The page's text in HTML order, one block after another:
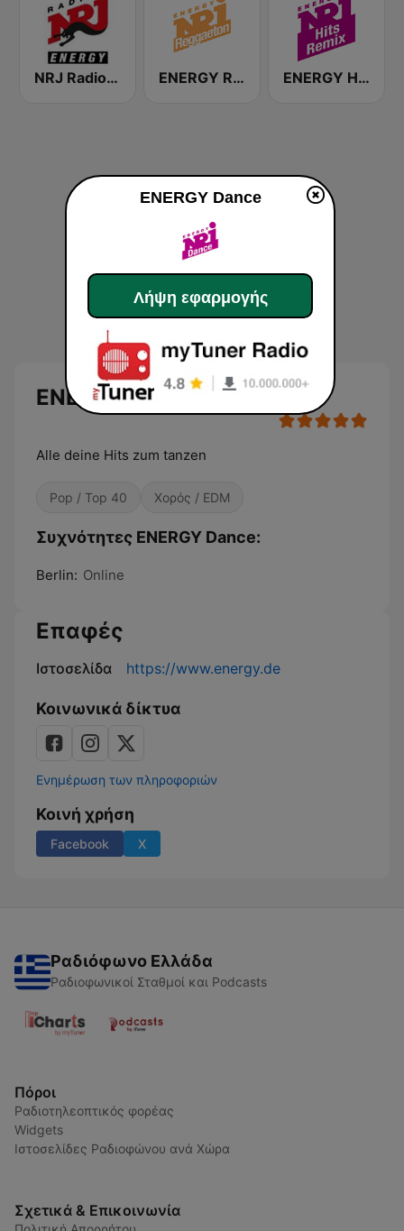
NRJ Radio ENERGY ENERGY Reggaeton ENERGY Hits Remix
ENERGY Dance
Alle deine Hits zum tanzen
Pop / Top 40 Χορός / EDM
Συχνότητες ENERGY Dance:
Berlin: Online
Επαφές
Ιστοσελίδα https://www.energy.de
Κοινωνικά δίκτυα
Ενημέρωση των πληροφοριών
Κοινή χρήση
Facebook X
Ραδιόφωνο Ελλάδα
Ραδιοφωνικοί Σταθμοί και Podcasts
Πόροι
Ραδιοτηλεοπτικός φορέας
Widgets
Ιστοσελίδες Ραδιοφώνου ανά Χώρα
Σχετικά & Επικοινωνία
ENERGY Dance
Λήψη εφαρμογής